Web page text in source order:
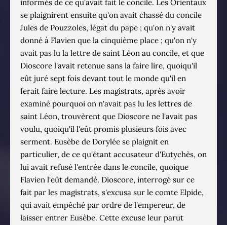
informés de ce qu'avait fait le concile. Les Orientaux
se plaignirent ensuite qu'on avait chassé du concile
Jules de Pouzzoles, légat du pape ; qu'on n'y avait
donné à Flavien que la cinquième place ; qu'on n'y
avait pas lu la lettre de saint Léon au concile, et que
Dioscore l'avait retenue sans la faire lire, quoiqu'il
eût juré sept fois devant tout le monde qu'il en
ferait faire lecture. Les magistrats, après avoir
examiné pourquoi on n'avait pas lu les lettres de
saint Léon, trouvèrent que Dioscore ne l'avait pas
voulu, quoiqu'il l'eût promis plusieurs fois avec
serment. Eusèbe de Dorylée se plaignit en
particulier, de ce qu'étant accusateur d'Eutychès, on
lui avait refusé l'entrée dans le concile, quoique
Flavien l'eût demandé. Dioscore, interrogé sur ce
fait par les magistrats, s'excusa sur le comte Elpide,
qui avait empêché par ordre de l'empereur, de
laisser entrer Eusèbe. Cette excuse leur parut